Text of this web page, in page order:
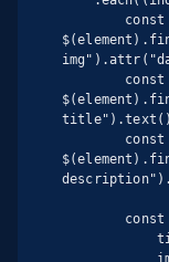
title").text()